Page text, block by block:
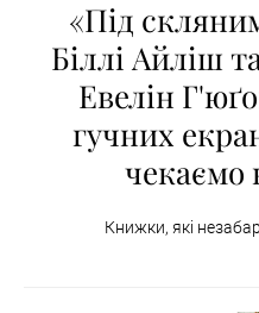
«Під
Біллі Айліш
Евелін
гучних
чекаємо
Книжки, які